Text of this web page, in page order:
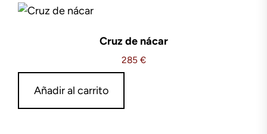
Cruz de nácar
285 €
Añadir al carrito